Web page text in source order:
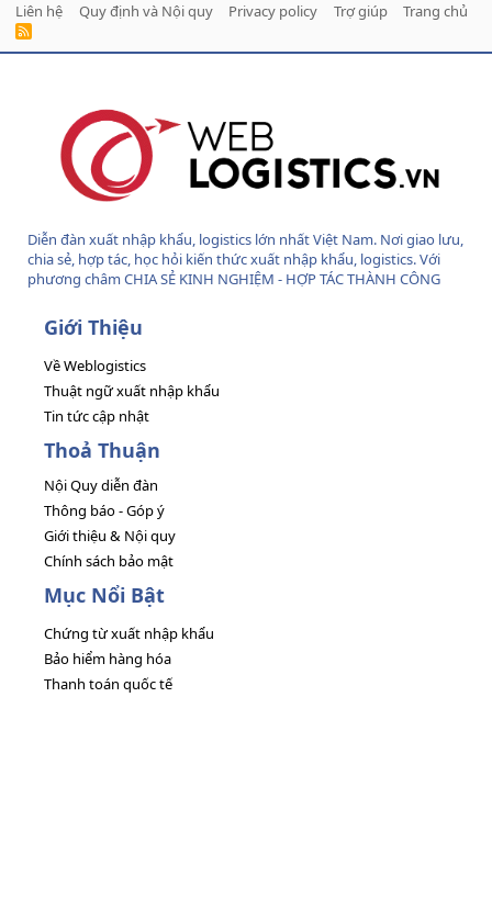
Liên hệ
Quy định và Nội quy Privacy policy Trợ giúp Trang chủ
R
Diễn đàn xuất nhập khẩu, logistics lớn nhất Việt Nam. Nơi giao lưu,
chia sẻ, hợp tác, học hỏi kiến thức xuất nhập khẩu, logistics. Với
phương châm CHIA SẺ KINH NGHIỆM - HỢP TÁC THÀNH CÔNG
Giới Thiệu
Về Weblogistics
Thuật ngữ xuất nhập khẩu
Tin tức cập nhật
Thoả Thuận
Nội Quy diễn đàn
Thông báo - Góp ý
Giới thiệu & Nội quy
Chính sách bảo mật
Mục Nổi Bật
Chứng từ xuất nhập khẩu
Bảo hiểm hàng hóa
Thanh toán quốc tế